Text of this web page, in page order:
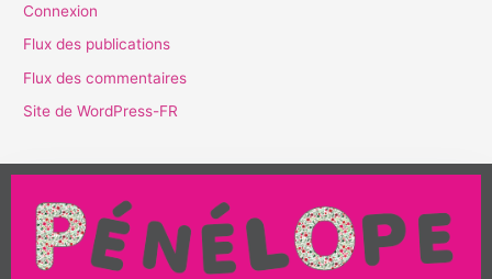
Connexion
Flux des publications
Flux des commentaires
Site de WordPress-FR